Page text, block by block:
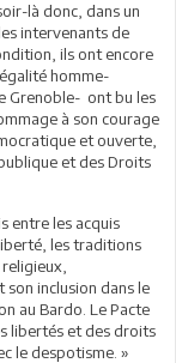
là donc, dans un
intervenants de
ils ont encore
homme-
Grenoble- ont bu les
à son courage
et ouverte,
et des Droits
entre les acquis
les traditions
inclusion dans le
au Bardo. Le Pacte
libertés et des droits
le despotisme. »